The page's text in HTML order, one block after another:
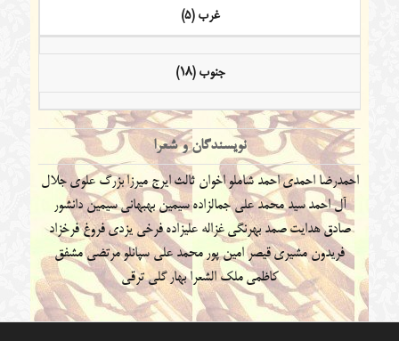
غرب (5)
جنوب (18)
نویسندگان و شعرا
احمدرضا احمدیاحمد شاملو اخوان ثالث ایرج میرزابزرگ علوی جلال
آل احمدسید محمد علی جمالزادهسیمین بهبهانیسیمین دانشور
صادق هدایتصمد بهرنگی غزاله علیزادهفرخی یزدی فروغ فرخزاد
فریدون مشیری قیصر امین پور محمد علی سپانلومرتضی مشفق
کاظمی ملک الشعرا بهار گلی ترقی